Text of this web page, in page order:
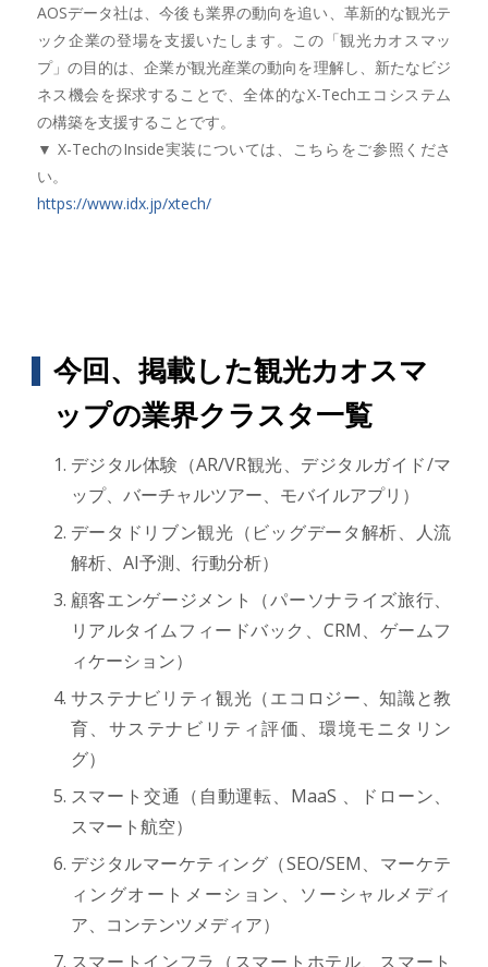
AOSデータ社は、今後も業界の動向を追い、革新的な観光テ
ック企業の登場を支援いたします。この「観光カオスマッ
プ」の目的は、企業が観光産業の動向を理解し、新たなビジ
ネス機会を探求することで、全体的なX-Techエコシステム
の構築を支援することです。
▼ X-TechのInside実装については、こちらをご参照くださ
い。
https://www.idx.jp/xtech/
今回、掲載した観光カオスマ
ップの業界クラスタ一覧
デジタル体験（AR/VR観光、デジタルガイド/マ
ップ、バーチャルツアー、モバイルアプリ）
データドリブン観光（ビッグデータ解析、人流
解析、AI予測、行動分析）
顧客エンゲージメント（パーソナライズ旅行、
リアルタイムフィードバック、CRM、ゲームフ
ィケーション）
サステナビリティ観光（エコロジー、知識と教
育、サステナビリティ評価、環境モニタリン
グ）
スマート交通（自動運転、MaaS 、ドローン、
スマート航空）
デジタルマーケティング（SEO/SEM、マーケテ
ィングオートメーション、ソーシャルメディ
ア、コンテンツメディア）
スマートインフラ（スマートホテル、スマート